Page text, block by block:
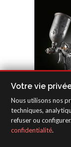
Votre vie
Nous utilisons nos
techniques,
refuser ou
confidentialité.